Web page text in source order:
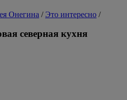
Онегина / Это интересно /
северная кухня